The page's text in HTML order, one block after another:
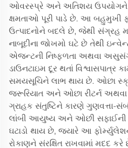
ઓવરસ્પ્રે અને અતિશય ઉપયોગને
ક્ષમતાઓ પૂરી પાડે છે. આ બહુમુખી
ઉત્પાદનોને બદલે છે, જેથી સંગ્રહ
નાબૂદીના જોખમો ઘટે છે તેથી
એજન્ટની નિષ્ફળતા અથવા
ડાઉનટાઇમ દૂર થતાં વિશ્વાસપાત્ર
સમયસૂચિને લાભ થાય છે. ઓછા
જરૂરિયાત અને ઓછા રીટર્ન અથવા
ગ્રાહક સંતુષ્ટિને કારણે ગુણવત્તા-
લાંબી આયુષ્ય અને ઓછી સફાઈની
ઘટાડો થાય છે, જ્યારે આ
રોકાણને સંરક્ષિત રાખવામાં મદદ